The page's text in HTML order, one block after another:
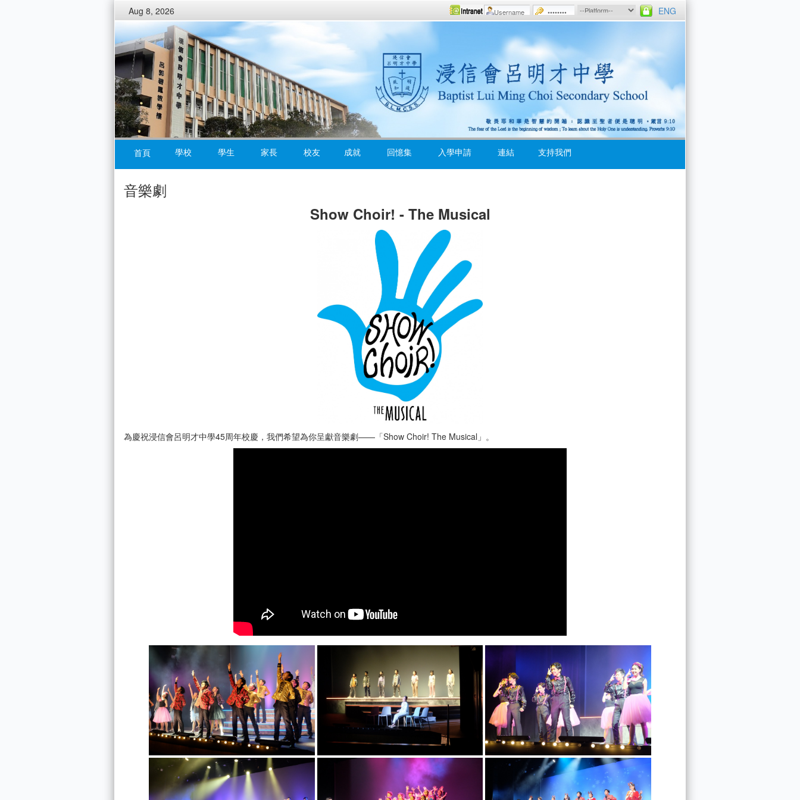
Aug 8, 2026 ENG
首頁 學校 學生 家長 校友 成就 回憶集 入學申請 連結 支持我們
音樂劇
Show Choir! - The Musical
為慶祝浸信會呂明才中學45周年校慶，我們希望為你呈獻音樂劇——「Show Choir! The Musical」。